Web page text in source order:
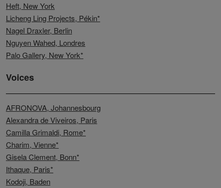
Heft, New York
Licheng Ling Projects, Pékin*
Nagel Draxler, Berlin
Nguyen Wahed, Londres
Palo Gallery, New York*
Voices
AFRONOVA, Johannesbourg
Alexandra de Viveiros, Paris
Camilla Grimaldi, Rome*
Charim, Vienne*
Gisela Clement, Bonn*
Ithaque, Paris*
Kodoji, Baden